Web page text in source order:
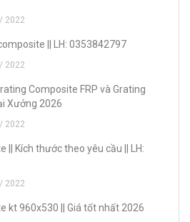
2022
|| LH: 0353842797
2022
Composite FRP và Grating
Xưởng 2026
2022
|| Kích thước theo yêu cầu || LH:
2022
kt 960x530 || Giá tốt nhất 2026